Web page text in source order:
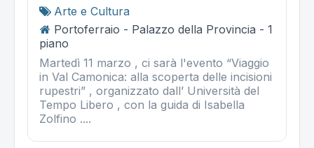
Arte e Cultura
Portoferraio - Palazzo della Provincia - 1
piano
Martedì 11 marzo , ci sarà l'evento “Viaggio
in Val Camonica: alla scoperta delle incisioni
rupestri” , organizzato dall’ Università del
Tempo Libero , con la guida di Isabella
Zolfino ....